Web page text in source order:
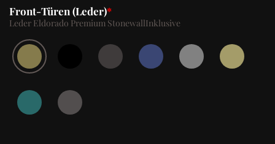
Front-Türen (Leder)*
Leder Eldorado Premium StonewallInklusive